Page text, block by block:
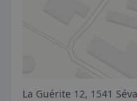
La Guérite 12, 1541